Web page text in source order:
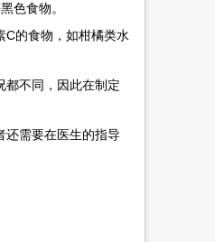
色食物。
的食物，如柑橘类水
不同，因此在制定
需要在医生的指导